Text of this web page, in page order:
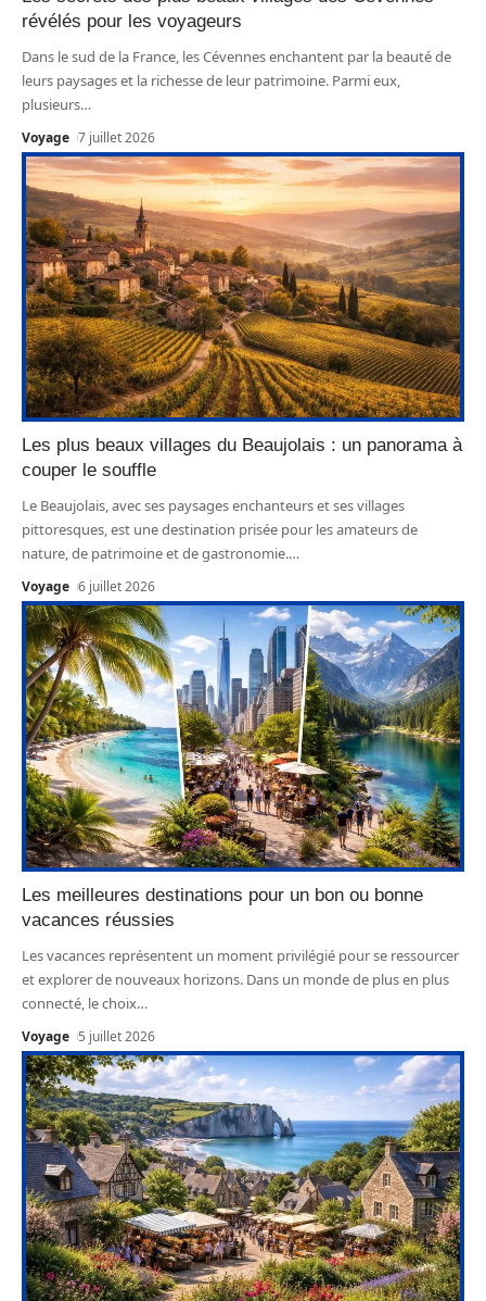
révélés pour les voyageurs
Dans le sud de la France, les Cévennes enchantent par la beauté de
leurs paysages et la richesse de leur patrimoine. Parmi eux,
plusieurs…
Voyage 7 juillet 2026
Les plus beaux villages du Beaujolais : un panorama à
couper le souffle
Le Beaujolais, avec ses paysages enchanteurs et ses villages
pittoresques, est une destination prisée pour les amateurs de
nature, de patrimoine et de gastronomie.…
Voyage 6 juillet 2026
Les meilleures destinations pour un bon ou bonne
vacances réussies
Les vacances représentent un moment privilégié pour se ressourcer
et explorer de nouveaux horizons. Dans un monde de plus en plus
connecté, le choix…
Voyage 5 juillet 2026